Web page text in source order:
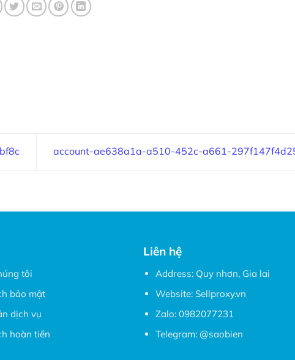
account-ae638a1a-a510-452c-a661-
tôi
bảo mật
dịch vụ
hoàn tiền
Liên hệ
Address: Quy nhơn, Gia lai
Website: Sellproxy.vn
Zalo: 0982077231
Telegram: @saobien